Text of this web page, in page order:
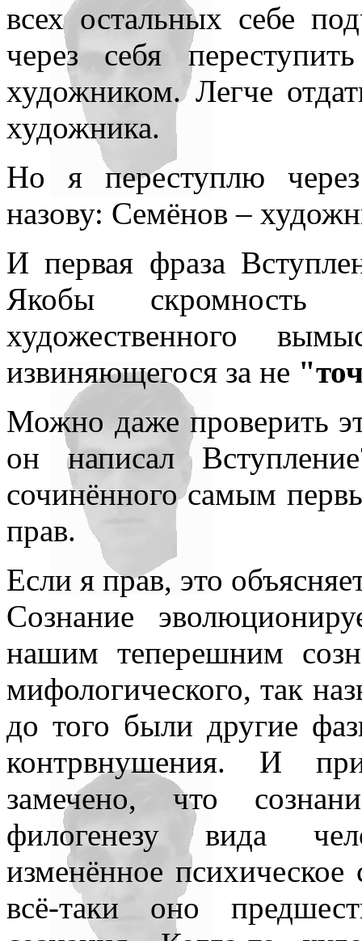
всех остальных себе
через себя
художником. Легче
художника.
Но я переступлю
назову: Семёнов –
И первая фраза
Якобы скромность
художественного
извиняющегося за не
Можно даже проверить
он написал
сочинённого самым
прав.
Если я прав, это
Сознание
нашим теперешним
мифологического, так
до того были другие
контрвнушения. И при
замечено, что
филогенезу вида
изменённое
всё-таки оно